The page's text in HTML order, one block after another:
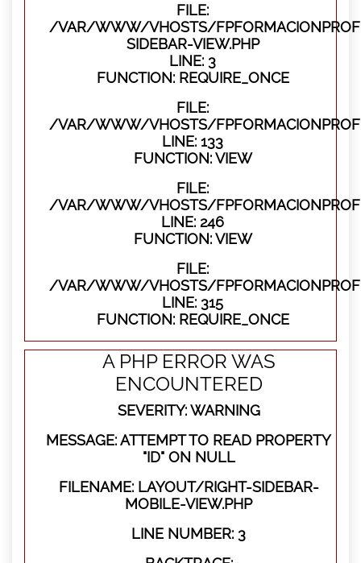
FILE:
/VAR/WWW/VHOSTS/
SIDEBAR-VIEW.PHP
LINE: 3
FUNCTION: REQUIRE_ONCE
FILE:
/VAR/WWW/VHOSTS/
LINE: 133
FUNCTION: VIEW
FILE:
/VAR/WWW/VHOSTS/
LINE: 246
FUNCTION: VIEW
FILE:
/VAR/WWW/VHOSTS/
LINE: 315
FUNCTION: REQUIRE_ONCE
A PHP ERROR WAS
ENCOUNTERED
SEVERITY: WARNING
MESSAGE: ATTEMPT TO READ PROPERTY
"ID" ON NULL
FILENAME: LAYOUT/RIGHT-SIDEBAR-
MOBILE-VIEW.PHP
LINE NUMBER: 3